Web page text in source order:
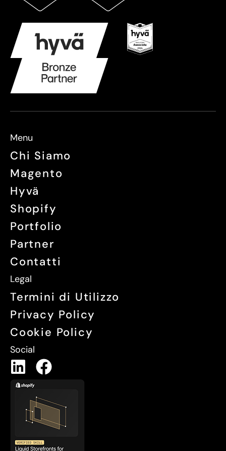
Menu
Chi Siamo
Magento
Hyvä
Shopify
Portfolio
Partner
Contatti
Legal
Termini di Utilizzo
Privacy Policy
Cookie Policy
Social